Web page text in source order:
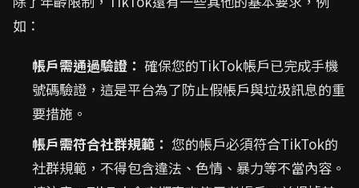
如：
帳戶需通過驗證： 確保您的TikTok帳戶已完成手機
號碼驗證，這是平台為了防止假帳戶與垃圾訊息的重
要措施。
帳戶需符合社群規範： 您的帳戶必須符合TikTok的
社群規範，不得包含違法、色情、暴力等不當內容。